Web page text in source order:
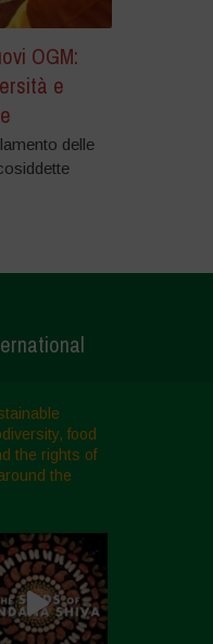
OGM:
e
delle
food
the rights of
the